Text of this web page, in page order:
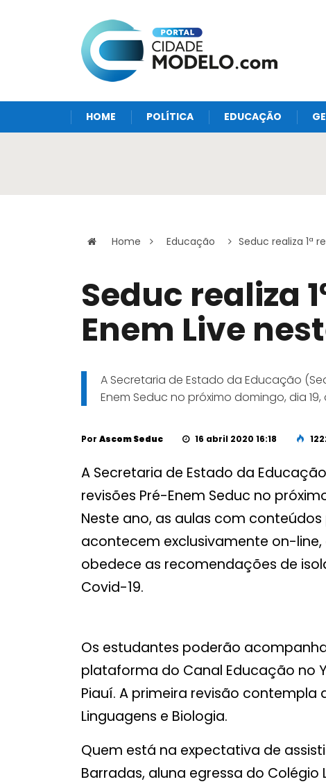
HOME POLÍTICA EDUCAÇÃO
Home Educação Seduc realiza 1ª
Seduc realiza
Enem Live
A Secretaria de Estado da Educação
Enem Seduc no próximo domingo, dia 19,
Por Ascom Seduc 16 abril 2020 16:18
A Secretaria de Estado da
revisões Pré-Enem Seduc no
Neste ano, as aulas com
acontecem exclusivamente on-line,
obedece as recomendações de
Covid-19.
Os estudantes poderão
plataforma do Canal Educação no
Piauí. A primeira revisão
Linguagens e Biologia.
Quem está na expectativa de
Barradas, aluna egressa do Colégio